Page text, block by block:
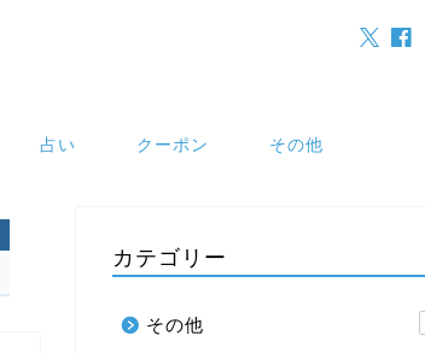
占い クーポン その他
カテゴリー
その他